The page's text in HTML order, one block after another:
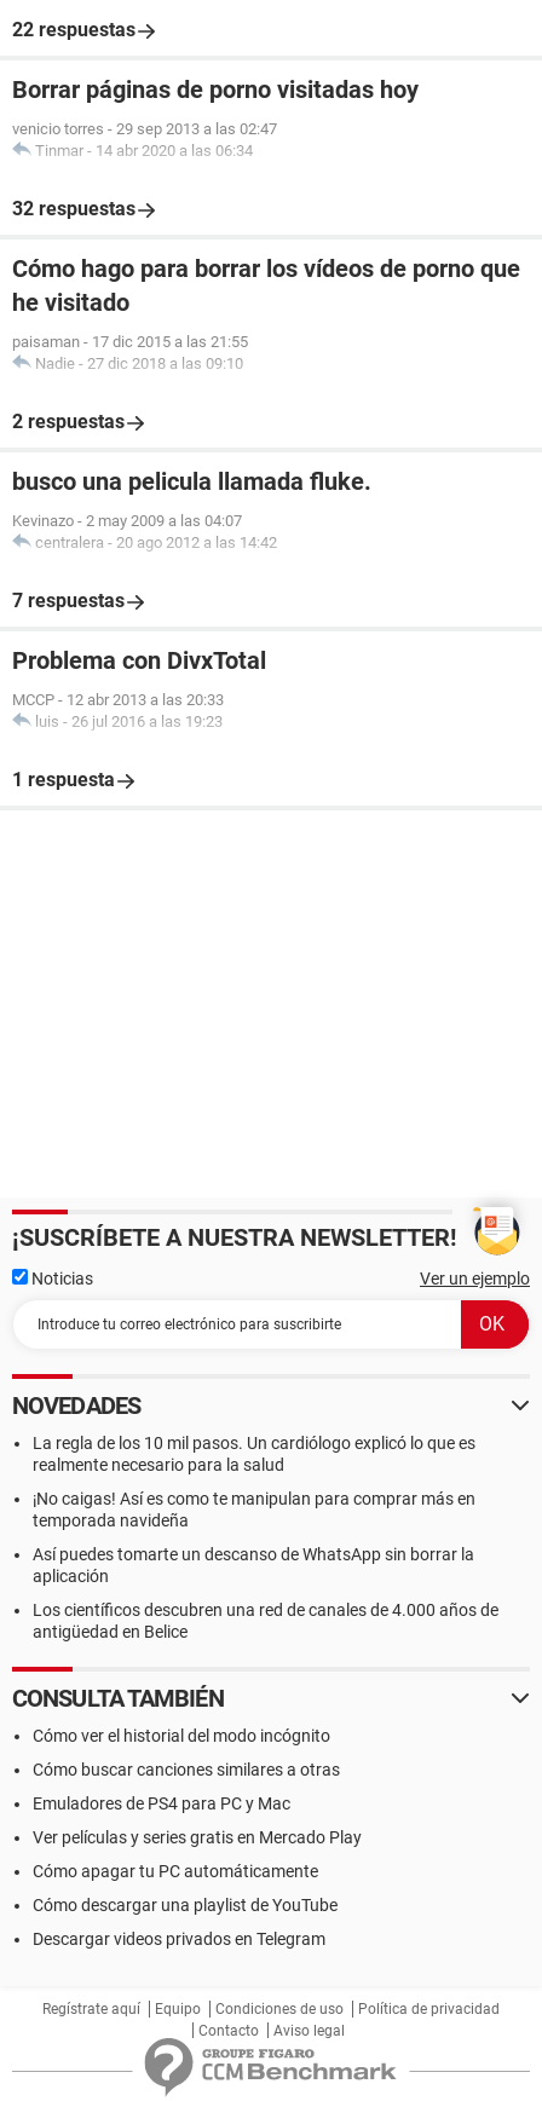
22 respuestas
Borrar páginas de porno visitadas hoy
venicio torres - 29 sep 2013 a las 02:47
Tinmar - 14 abr 2020 a las 06:34
32 respuestas
Cómo hago para borrar los vídeos de porno que
he visitado
paisaman - 17 dic 2015 a las 21:55
Nadie - 27 dic 2018 a las 09:10
2 respuestas
busco una pelicula llamada fluke.
Kevinazo - 2 may 2009 a las 04:07
centralera - 20 ago 2012 a las 14:42
7 respuestas
Problema con DivxTotal
MCCP - 12 abr 2013 a las 20:33
luis - 26 jul 2016 a las 19:23
1 respuesta
¡SUSCRÍBETE A NUESTRA NEWSLETTER!
Noticias Ver un ejemplo
NOVEDADES
La regla de los 10 mil pasos. Un cardiólogo explicó lo que es
realmente necesario para la salud
¡No caigas! Así es como te manipulan para comprar más en
temporada navideña
Así puedes tomarte un descanso de WhatsApp sin borrar la
aplicación
Los científicos descubren una red de canales de 4.000 años de
antigüedad en Belice
CONSULTA TAMBIÉN
Cómo ver el historial del modo incógnito
Cómo buscar canciones similares a otras
Emuladores de PS4 para PC y Mac
Ver películas y series gratis en Mercado Play
Cómo apagar tu PC automáticamente
Cómo descargar una playlist de YouTube
Descargar videos privados en Telegram
Regístrate aquí Equipo Condiciones de uso
Política de privacidad
Contacto
Aviso legal